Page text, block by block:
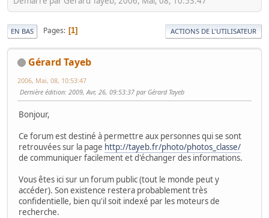
EN BAS Pages 1 ACTIONS DE L'UTILISATEUR
Gérard Tayeb
2006, Mai, 08, 10:53:47
Dernière édition: 2009, Avr, 26, 09:53:37 par Gérard Tayeb
Bonjour,
Ce forum est destiné à permettre aux personnes qui se sont
retrouvées sur la page http://tayeb.fr/photo/photos_classe/
de communiquer facilement et d'échanger des informations.
Vous êtes ici sur un forum public (tout le monde peut y
accéder). Son existence restera probablement très
confidentielle, bien qu'il soit indexé par les moteurs de
recherche.